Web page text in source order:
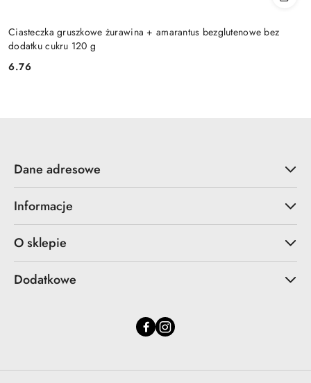
Ciasteczka gruszkowe żurawina + amarantus bezglutenowe bez
dodatku cukru 120 g
Cena:
6.76
Dane adresowe
Informacje
O sklepie
Dodatkowe